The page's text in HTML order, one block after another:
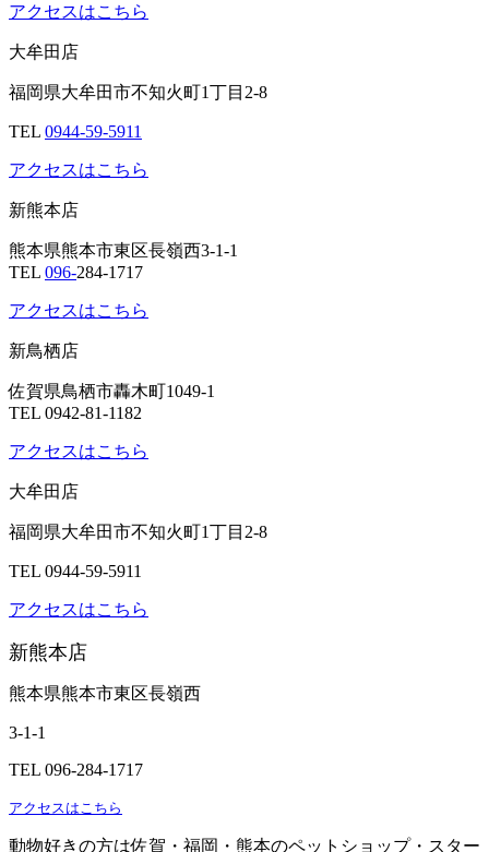
アクセスはこちら
大牟田店
福岡県大牟田市不知火町1丁目2-8
TEL 0944-59-5911
アクセスはこちら
新熊本店
熊本県熊本市東区長嶺西3-1-1
TEL 096-284-1717
アクセスはこちら
新鳥栖店
佐賀県鳥栖市轟木町1049-1
TEL 0942-81-1182
アクセスはこちら
大牟田店
福岡県大牟田市不知火町1丁目2-8
TEL 0944-59-5911
アクセスはこちら
新熊本店
熊本県熊本市東区長嶺西
3-1-1
TEL 096-284-1717
アクセスはこちら
動物好きの方は佐賀・福岡・熊本のペットショップ・スター